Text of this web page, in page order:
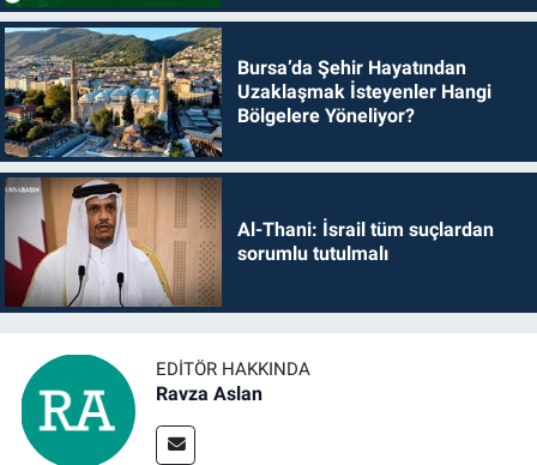
Bursa’da Şehir Hayatından
Uzaklaşmak İsteyenler Hangi
Bölgelere Yöneliyor?
Al-Thani: İsrail tüm suçlardan
sorumlu tutulmalı
EDITÖR HAKKINDA
Ravza Aslan